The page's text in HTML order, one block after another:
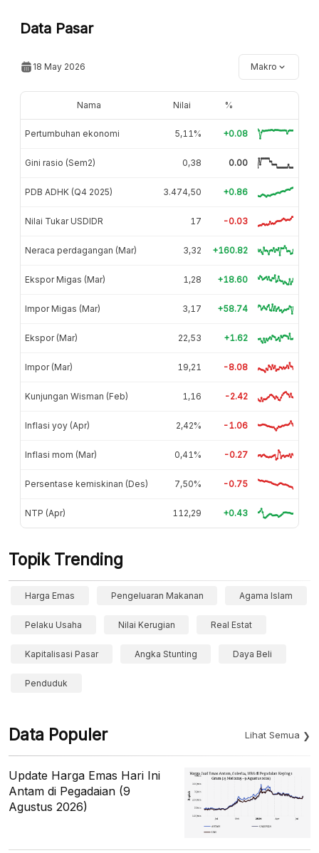
Data Pasar
18 May 2026 Makro
Nama Nilai %
Pertumbuhan ekonomi 5,11% +0.08
Gini rasio (Sem2) 0,38 0.00
PDB ADHK (Q4 2025) 3.474,50 +0.86
Nilai Tukar USDIDR 17 -0.03
Neraca perdagangan (Mar) 3,32 +160.82
Ekspor Migas (Mar) 1,28 +18.60
Impor Migas (Mar) 3,17 +58.74
Ekspor (Mar) 22,53 +1.62
Impor (Mar) 19,21 -8.08
Kunjungan Wisman (Feb) 1,16 -2.42
Inflasi yoy (Apr) 2,42% -1.06
Inflasi mom (Mar) 0,41% -0.27
Persentase kemiskinan (Des) 7,50% -0.75
NTP (Apr) 112,29 +0.43
Topik Trending
Harga Emas Pengeluaran Makanan Agama Islam
Pelaku Usaha Nilai Kerugian Real Estat
Kapitalisasi Pasar Angka Stunting Daya Beli
Penduduk
Data Populer Lihat Semua
Update Harga Emas Hari Ini
Antam di Pegadaian (9
Agustus 2026)